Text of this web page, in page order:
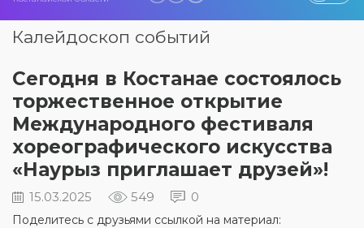
Калейдоскоп событий
Сегодня в Костанае состоялось
торжественное открытие
Международного фестиваля
хореографического искусства
«Наурыз приглашает друзей»!
15.03.2025 549 0
Поделитесь с друзьями ссылкой на материал: